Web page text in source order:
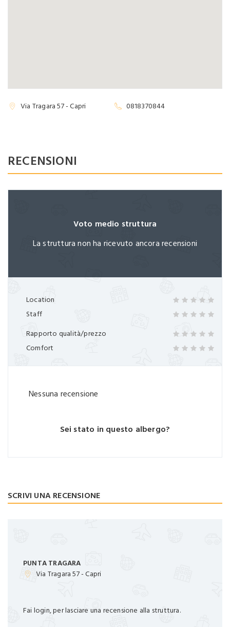
Via Tragara 57 - Capri 0818370844
RECENSIONI
Voto medio struttura
La struttura non ha ricevuto ancora recensioni
Location
Staff
Rapporto qualità/prezzo
Comfort
Nessuna recensione
Sei stato in questo albergo?
SCRIVI UNA RECENSIONE
PUNTA TRAGARA
Via Tragara 57 - Capri
Fai login, per lasciare una recensione alla struttura.